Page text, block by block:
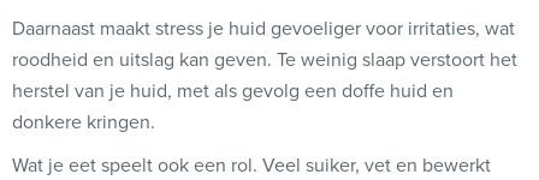
Daarnaast maakt stress je huid gevoeliger voor irritaties, wat
roodheid en uitslag kan geven. Te weinig slaap verstoort het
herstel van je huid, met als gevolg een doffe huid en
donkere kringen.
Wat je eet speelt ook een rol. Veel suiker, vet en bewerkt